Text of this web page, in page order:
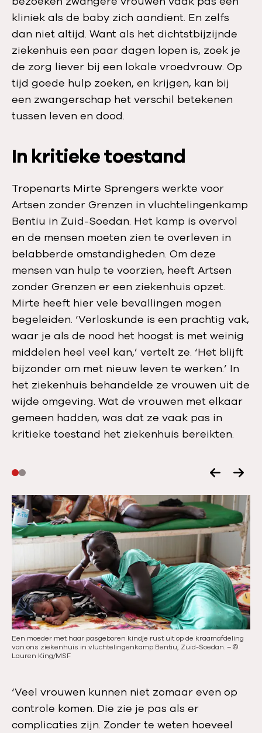
kliniek als de baby zich aandient. En zelfs
dan niet altijd. Want als het dichtstbijzijnde
ziekenhuis een paar dagen lopen is, zoek je
de zorg liever bij een lokale vroedvrouw. Op
tijd goede hulp zoeken, en krijgen, kan bij
een zwangerschap het verschil betekenen
tussen leven en dood.
In kritieke toestand
Tropenarts Mirte Sprengers werkte voor
Artsen zonder Grenzen in vluchtelingenkamp
Bentiu in Zuid-Soedan. Het kamp is overvol
en de mensen moeten zien te overleven in
belabberde omstandigheden. Om deze
mensen van hulp te voorzien, heeft Artsen
zonder Grenzen er een ziekenhuis opzet.
Mirte heeft hier vele bevallingen mogen
begeleiden. ‘Verloskunde is een prachtig vak,
waar je als de nood het hoogst is met weinig
middelen heel veel kan,’ vertelt ze. ‘Het blijft
bijzonder om met nieuw leven te werken.’ In
het ziekenhuis behandelde ze vrouwen uit de
wijde omgeving. Wat de vrouwen met elkaar
gemeen hadden, was dat ze vaak pas in
kritieke toestand het ziekenhuis bereikten.
V
o
i
e
s
l
i
d
e
V
o
l
g
e
n
d
e
s
l
i
Een moeder met haar pasgeboren kindje rust uit op de kraamafdeling
van ons ziekenhuis in vluchtelingenkamp Bentiu, Zuid-Soedan.–©
Lauren King/MSF
‘Veel vrouwen kunnen niet zomaar even op
controle komen. Die zie je pas als er
complicaties zijn. Zonder te weten hoeveel